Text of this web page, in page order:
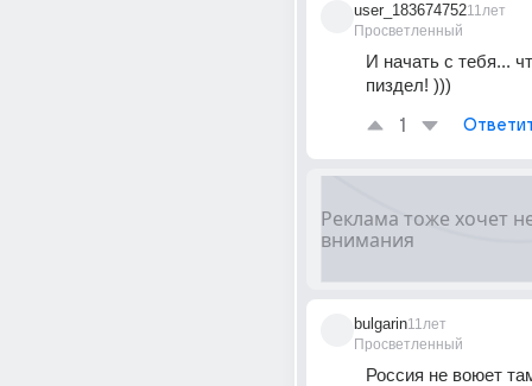
user_183674752
Просветленный
11лет
И начать с тебя...
пиздел! )))
1
bulgarin
Просветленный
11лет
Россия не воюет